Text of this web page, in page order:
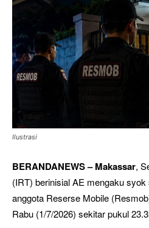
Ilustrasi
BERANDANEWS – Makassar,
(IRT) berinisial AE mengaku
anggota Reserse Mobile
Rabu (1/7/2026) sekitar pukul